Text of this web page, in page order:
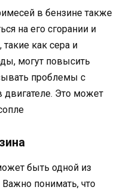
в бензине также
на его сгорании и
как сера и
могут повысить
проблемы с
Это может
быть одной из
понимать, что